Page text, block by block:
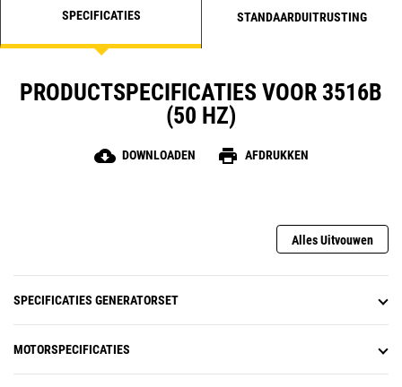
SPECIFICATIES STANDAARDUITRUSTING
PRODUCTSPECIFICATIES VOOR 3516B
(50 HZ)
cloud_download DOWNLOADEN print AFDRUKKEN
Alles Uitvouwen
SPECIFICATIES GENERATORSET
MOTORSPECIFICATIES